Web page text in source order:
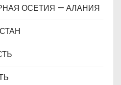
ОСЕТИЯ — АЛАНИЯ